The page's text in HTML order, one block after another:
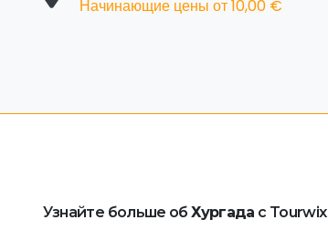
Начинающие цены от10,00 €
Узнайте больше обХургада с Tourwix